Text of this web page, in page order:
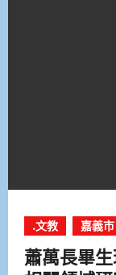
.文教 嘉義市
蕭萬長畢